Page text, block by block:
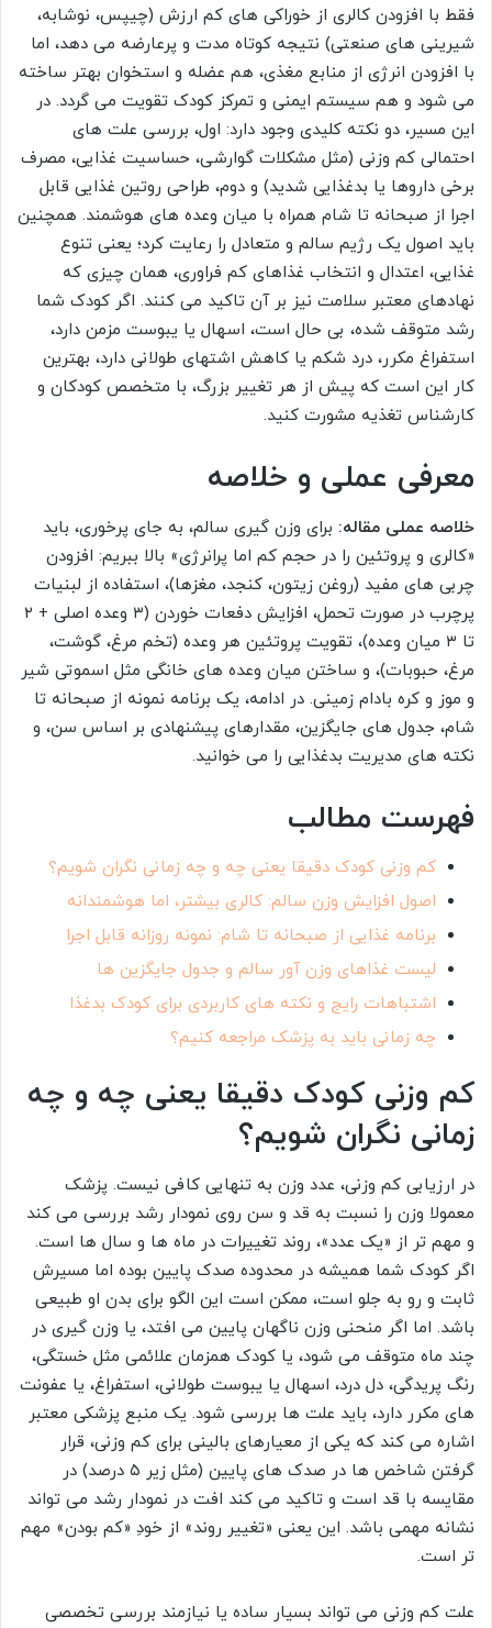
فقط با افزودن کالری از خوراکی های کم ارزش (چیپس، نوشابه،
شیرینی های صنعتی) نتیجه کوتاه مدت و پرعارضه می دهد، اما
با افزودن انرژی از منابع مغذی، هم عضله و استخوان بهتر ساخته
می شود و هم سیستم ایمنی و تمرکز کودک تقویت می گردد. در
این مسیر، دو نکته کلیدی وجود دارد: اول، بررسی علت های
احتمالی کم وزنی (مثل مشکلات گوارشی، حساسیت غذایی، مصرف
برخی داروها یا بدغذایی شدید) و دوم، طراحی روتین غذایی قابل
اجرا از صبحانه تا شام همراه با میان وعده های هوشمند. همچنین
باید اصول یک رژیم سالم و متعادل را رعایت کرد؛ یعنی تنوع
غذایی، اعتدال و انتخاب غذاهای کم فراوری، همان چیزی که
نهادهای معتبر سلامت نیز بر آن تاکید می کنند. اگر کودک شما
رشد متوقف شده، بی حال است، اسهال یا یبوست مزمن دارد،
استفراغ مکرر، درد شکم یا کاهش اشتهای طولانی دارد، بهترین
کار این است که پیش از هر تغییر بزرگ، با متخصص کودکان و
کارشناس تغذیه مشورت کنید.
معرفی عملی و خلاصه
خلاصه عملی مقاله: برای وزن گیری سالم، به جای پرخوری، باید
«کالری و پروتئین را در حجم کم اما پرانرژی» بالا ببریم: افزودن
چربی های مفید (روغن زیتون، کنجد، مغزها)، استفاده از لبنیات
پرچرب در صورت تحمل، افزایش دفعات خوردن (۳ وعده اصلی + ۲
تا ۳ میان وعده)، تقویت پروتئین هر وعده (تخم مرغ، گوشت،
مرغ، حبوبات)، و ساختن میان وعده های خانگی مثل اسموتی شیر
و موز و کره بادام زمینی. در ادامه، یک برنامه نمونه از صبحانه تا
شام، جدول های جایگزین، مقدارهای پیشنهادی بر اساس سن، و
نکته های مدیریت بدغذایی را می خوانید.
فهرست مطالب
کم وزنی کودک دقیقا یعنی چه و چه زمانی نگران شویم؟
اصول افزایش وزن سالم: کالری بیشتر، اما هوشمندانه
برنامه غذایی از صبحانه تا شام: نمونه روزانه قابل اجرا
لیست غذاهای وزن آور سالم و جدول جایگزین ها
اشتباهات رایج و نکته های کاربردی برای کودک بدغذا
چه زمانی باید به پزشک مراجعه کنیم؟
کم وزنی کودک دقیقا یعنی چه و چه
زمانی نگران شویم؟
در ارزیابی کم وزنی، عدد وزن به تنهایی کافی نیست. پزشک
معمولا وزن را نسبت به قد و سن روی نمودار رشد بررسی می کند
و مهم تر از «یک عدد»، روند تغییرات در ماه ها و سال ها است.
اگر کودک شما همیشه در محدوده صدک پایین بوده اما مسیرش
ثابت و رو به جلو است، ممکن است این الگو برای بدن او طبیعی
باشد. اما اگر منحنی وزن ناگهان پایین می افتد، یا وزن گیری در
چند ماه متوقف می شود، یا کودک همزمان علائمی مثل خستگی،
رنگ پریدگی، دل درد، اسهال یا یبوست طولانی، استفراغ، یا عفونت
های مکرر دارد، باید علت ها بررسی شود. یک منبع پزشکی معتبر
اشاره می کند که یکی از معیارهای بالینی برای کم وزنی، قرار
گرفتن شاخص ها در صدک های پایین (مثل زیر ۵ درصد) در
مقایسه با قد است و تاکید می کند افت در نمودار رشد می تواند
نشانه مهمی باشد. این یعنی «تغییر روند» از خودِ «کم بودن» مهم
تر است.
علت کم وزنی می تواند بسیار ساده یا نیازمند بررسی تخصصی